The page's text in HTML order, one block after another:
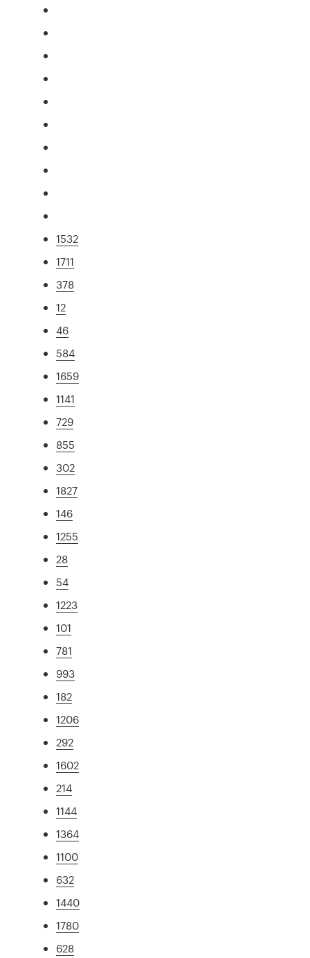
1532
1711
378
12
46
584
1659
1141
729
855
302
1827
146
1255
28
54
1223
101
781
993
182
1206
292
1602
214
1144
1364
1100
632
1440
1780
628